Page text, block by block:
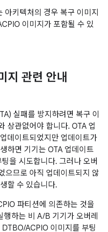
아키텍처의 경우 복구 이미지
이미지가 포함될 수 있
지 관련 안내
실패를 방지하려면 복구 이
상관없어야 합니다. OTA 업
데이트되었지만 업데이트가
하면 기기는 OTA 업데이트
을 시도합니다. 그러나 오버
으므로 아직 업데이트되지 않
할 수 있습니다.
파티션에 의존하는 것을
하는 비 A/B 기기가 오버레
ACPIO 이미지를 부팅